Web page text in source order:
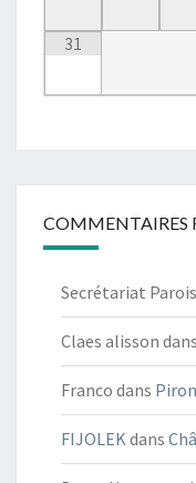
31
COMMENTAIRES
Secrétariat
Claes alisson dans
Franco dans
FIJOLEKdans